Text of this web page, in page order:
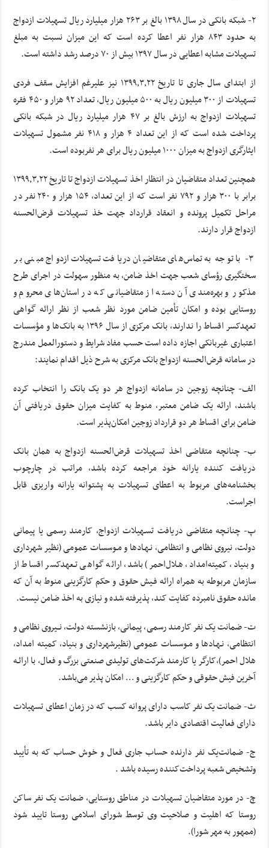
۲- شبکه بانکی در سال ۱۳۹۸ بالغ بر ۲۶۳ هزار میلیارد ریال تسهیلات ازدواج
به حدود ۸۴۳ هزار نفر اعطا کرده است که این میزان نسبت به مبلغ
تسهیلات مشابه اعطایی در سال ۱۳۹۷ بیش از ۷۰ درصد رشد داشته است.
از ابتدای سال جاری تا تاریخ ۱۳۹۹٫۳٫۲۲ نیز علیرغم افزایش سقف فردی
تسهیلات از ۳۰۰ میلیون ریال به ۵۰۰ میلیون ریال، تعداد ۹۲ هزار و ۴۵۰ فقره
تسهیلات ازدواج به ارزش بالغ بر ۴۷ هزار میلیارد ریال در شبکه بانکی
پرداخت شده است که از این تعداد ۴ هزار و ۴۱۸ نفر مشمول تسهیلات
ایثارگری ازدواج به میزان ۱۰۰۰ میلیون ریال برای هر نفربوده است.
همچنین تعداد متقاضیان در انتظار اخذ تسهیلات ازدواج تا تاریخ ۱۳۹۹٫۳٫۲۲
برابر با ۳۰۰ هزار و ۷۹۲ نفر است که از این تعداد، ۱۵۴ هزار و ۲۴۰ نفر در
مراحل تکمیل پرونده و انعقاد قرارداد جهت خذ تسهیلات قرض‌الحسنه
ازدواج قرار دارند.
۳- با توجه به تماس‌های متقاضیان دریافت تسهیلات ازدواج مبنی بر
سختگیری رؤسای شعب جهت اخذ ضامن، به منظور سهولت در اجرای طرح
مذکور و بهره‌مندی آن دسته از متقاضیانی که در استان‌های محروم و
روستایی بوده و امکان تأمین ضامن مورد نظر شعب از نظر ارائه گواهی
تعهدکسر اقساط را ندارند، بانک مرکزی از سال ۱۳۹۶ به بانک‌ها و مؤسسات
اعتباری غیربانکی اجازه داده است حسب مفاد شرایط و دستورالعمل مندرج
در سامانه قرض‌الحسنه ازدواج بانک مرکزی به شرح ذیل اقدام نمایند:
الف- چنانچه زوجین در سامانه ازدواج هر دو یک بانک را انتخاب کرده
باشند، ارائه یک ضامن معتبر، منوط به کفایت میزان حقوق دریافتی آن
ضامن برای اقساط هر دو قرارداد زوجین امکان‌پذیر است.
ب- چنانچه متقاضی اخذ تسهیلات قرض‌الحسنه ازدواج به همان بانک
دریافت کننده یارانه خود مراجعه کرده باشد، مراتب در چارچوب
بخشنامه‌های مربوط به اعطای تسهیلات به پشتوانه یارانه واریزی قابل
اجراست.
پ- چنانـچه متقاضی دریافت ‌تسـهیلات ازدواج، کارمند رسمی ‌یا پیمانی
‌دولت، نیروی نظامی و انتظامی، نـهـادها و مـوسسات عمومی (نظیر شهرداری‌
و بنیاد، کمیته‌امداد، هـلال‌احمر) باشد، ارائه گواهی تـعهدکسر اقساط از
سازمان مربوطه به همراه ارائه فـیش حقوق و حکم کارگزینی منوط به آن که
مانده حقوق نامبرده کفایت کند، پذیرفته شده و نیازی به اخذ ضامن نیست.
ت- ضمانت یک نفر کارمند رسمی، پیمانی، بازنشسته دولت، نــیروی نظامی و
انتظامی، نـهـادها و مـوسسات عمومی (نظیرشهرداری‌ و بنیاد، کمیته امداد،
هلال احمر)،کارگر یا کارمند شرکت‌های تولیدی صنعتی بزرگ و فعال، با ارائـه
آخرین فیش حقوقی و حکم کارگزینی و … امکان پذیر می‌باشد.
ث- ضمانت یک نفر کاسب دارای پروانه کسب که در زمان اعطای تسهیلات
دارای فعالیت اقتصادی دایر باشد.
ج- ضمانت‌یک نفر دارنده حساب جاری فعال و خوش حساب که به تأیید
وتشخیص شعبه پرداخت‌کننده رسیده باشد .
چ- در مورد متقاضیان تسهیلات در مناطق روستایی، ضمانت یک نفر ساکن
روستا که اهلیت و صلاحیت وی توسط شورای اسلامی روستا تایید شود
(ممهور به مهر شورا).